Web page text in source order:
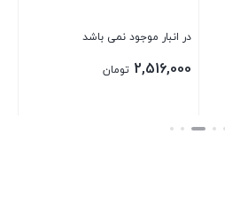
در انبار موجود نمی باشد
2,516,000 تومان
بستن